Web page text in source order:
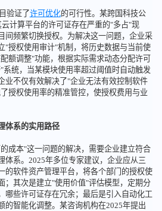
验证了许可优化的可行性。某跨国科技公
计算平台的许可证存在严重的"多占"现
间频繁切换授权。为解决这一问题，企业采
"授权使用审计"机制，将历史数据与当前使
额调整"功能，根据实际需求动态分配许可
统，当某模块使用率超过阈值时自动触发
业不仅有效解决了"企业无法有效控制软件
授权使用率的精准管控，使授权费用与业
体系的实用路径
成本"这一问题的解决，需要企业建立符合
体系。2025年多位专家建议，企业应从三
的软件资产管理平台，将各个部门的授权使
；其次是建立"使用价值"评估模型，定期分
哪些许可证存在冗余；最后是引入自动化工
的智能化调整。某咨询机构在2025年提出